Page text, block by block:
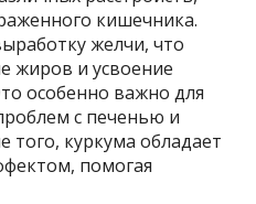
кишечника.
желчи, что
жиров и усвоение
особенно важно для
с печенью и
куркума обладает
помогая